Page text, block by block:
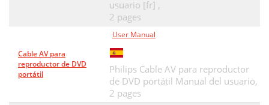
usuario [fr] ,
2 pages
Cable AV para
reproductor de DVD
portátil
User Manual
Philips Cable AV para reproductor
de DVD portátil Manual del usuario,
2 pages